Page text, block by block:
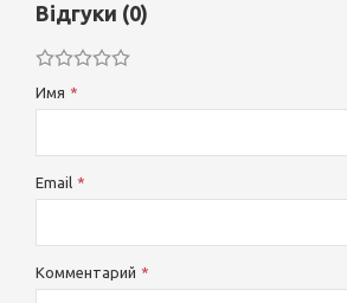
Відгуки (0)
Имя
Email
Комментарий